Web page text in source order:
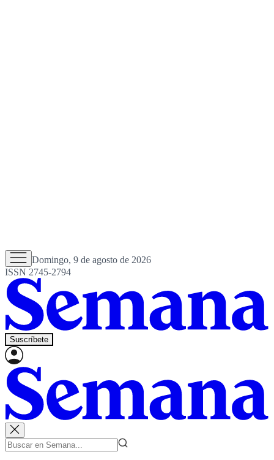
Domingo, 9 de agosto de 2026
ISSN 2745-2794
Suscríbete